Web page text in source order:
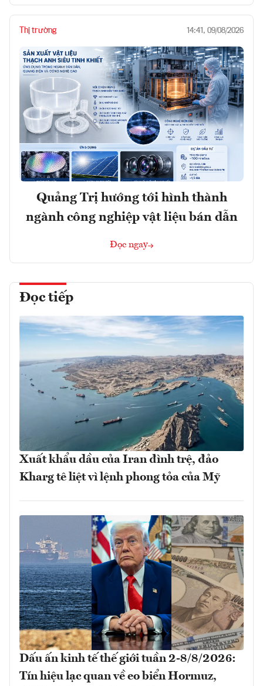
Thị trường 14:41, 09/08/2026
Quảng Trị hướng tới hình thành
ngành công nghiệp vật liệu bán dẫn
Đọc ngay
Đọc tiếp
Xuất khẩu dầu của Iran đình trệ, đảo
Kharg tê liệt vì lệnh phong tỏa của Mỹ
Dấu ấn kinh tế thế giới tuần 2-8/8/2026:
Tín hiệu lạc quan về eo biển Hormuz,